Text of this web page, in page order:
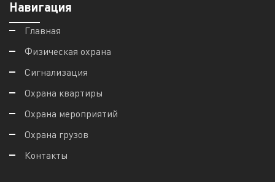
Навигация
Главная
Физическая охрана
Сигнализация
Охрана квартиры
Охрана мероприятий
Охрана грузов
Контакты